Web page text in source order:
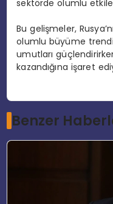
sektörde olumlu
Bu gelişmeler,
olumlu büyüme
umutları
kazandığına işaret
Benzer